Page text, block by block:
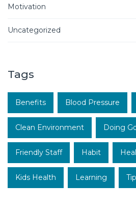
Motivation
Uncategorized
Tags
Benefits Blood Pressure
Clean Environment Doing
Friendly Staff Habit
Kids Health Learning